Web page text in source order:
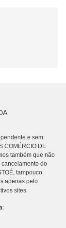
e sem
COMÉRCIO DE
também que não
do
tampouco
apenas pelo
sites.